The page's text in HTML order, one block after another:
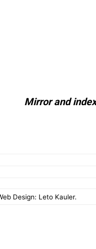
Mirror and
Design: Leto Kauler.